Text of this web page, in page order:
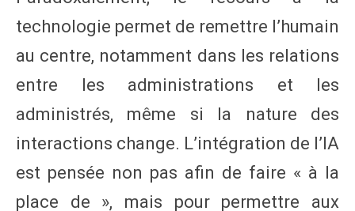
technologie permet de remettre l’humain
au centre, notamment dans les relations
entre les administrations et les
administrés, même si la nature des
interactions change. L’intégration de l’IA
est pensée non pas afin de faire « à la
place de », mais pour permettre aux